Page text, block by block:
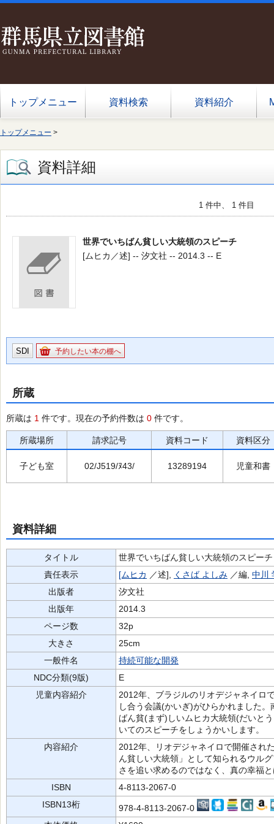
トップメニュー 資料検索 資料紹介
トップメニュー >
資料詳細
1 件中、 1 件目
世界でいちばん貧しい大統領のスピーチ
[ムヒカ／述] -- 汐文社 -- 2014.3 -- E
SDI 予約したい本の棚へ
所蔵
所蔵は 1 件です。現在の予約件数は 0 件です。
所蔵場所 請求記号 資料コード 資料区分
子ども室 02/J519/ﾇ43/ 13289194 児童和書
資料詳細
タイトル
世界でいちばん貧しい大統領のスピーチ
責任表示
[ムヒカ ／述], くさば よしみ ／編, 中川
出版者
汐文社
出版年
2014.3
ページ数
32p
大きさ
25cm
一般件名
持続可能な開発
NDC分類(9版)
E
児童内容紹介
2012年、ブラジルのリオデジャネイロ
し合う会議(かいぎ)がひらかれました
ばん貧(まず)しいムヒカ大統領(だいと
いてのスピーチをしょうかいします。
内容紹介
2012年、リオデジャネイロで開催され
ん貧しい大統領」として知られるウル
さを追い求めるのではなく、真の幸福
ISBN
4-8113-2067-0
ISBN13桁
978-4-8113-2067-0